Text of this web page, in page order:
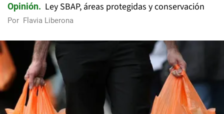
Opinión Ley SBAP, áreas protegidas y conservación
Por Flavia Liberona